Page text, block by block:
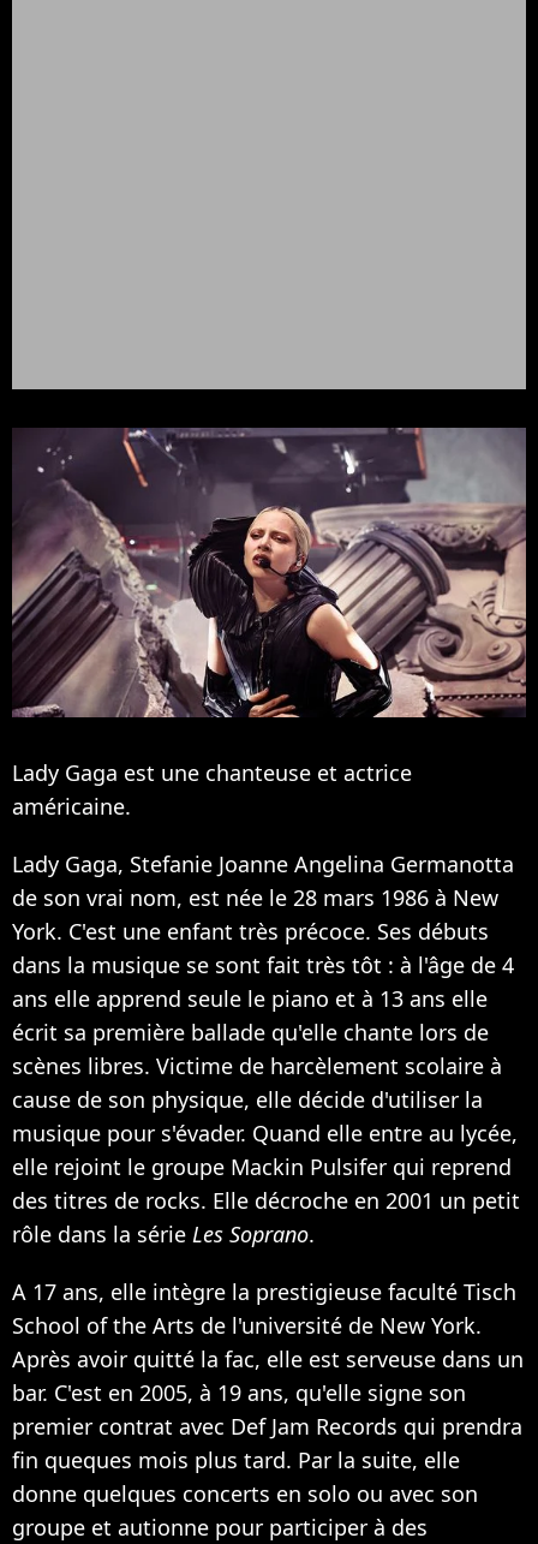
Lady Gaga est une chanteuse et actrice
américaine.
Lady Gaga, Stefanie Joanne Angelina Germanotta
de son vrai nom, est née le 28 mars 1986 à New
York. C'est une enfant très précoce. Ses débuts
dans la musique se sont fait très tôt : à l'âge de 4
ans elle apprend seule le piano et à 13 ans elle
écrit sa première ballade qu'elle chante lors de
scènes libres. Victime de harcèlement scolaire à
cause de son physique, elle décide d'utiliser la
musique pour s'évader. Quand elle entre au lycée,
elle rejoint le groupe Mackin Pulsifer qui reprend
des titres de rocks. Elle décroche en 2001 un petit
rôle dans la série Les Soprano.
A 17 ans, elle intègre la prestigieuse faculté Tisch
School of the Arts de l'université de New York.
Après avoir quitté la fac, elle est serveuse dans un
bar. C'est en 2005, à 19 ans, qu'elle signe son
premier contrat avec Def Jam Records qui prendra
fin queques mois plus tard. Par la suite, elle
donne quelques concerts en solo ou avec son
groupe et autionne pour participer à des